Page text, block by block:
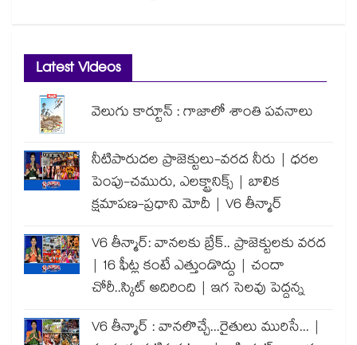
Latest Videos
వెలుగు కార్టూన్ : గాజాలో శాంతి పవనాలు
నీటిపారుదల ప్రాజెక్టులు-వరద నీరు | ధరల
పెంపు-చమురు, ఎలక్ట్రానిక్స్ | బాలిక
క్షమాపణ-ప్రధాని మోదీ | V6 తీన్మార్
V6 తీన్మార్: వానలకు బ్రేక్.. ప్రాజెక్టులకు వరద
| 16 ఫీట్ల కంటే ఎత్తుండొద్దు | చందా
చోరీ..స్కిట్ అదిరింది | ఇగ సెలవు పెద్దన్న
V6 తీన్మార్ : వానలొచ్చే...రైతులు మురిసే... |